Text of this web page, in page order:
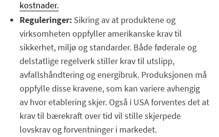
kostnader.
Reguleringer: Sikring av at produktene og
virksomheten oppfyller amerikanske krav til
sikkerhet, miljø og standarder. Både føderale og
delstatlige regelverk stiller krav til utslipp,
avfallshåndtering og energibruk. Produksjonen må
oppfylle disse kravene, som kan variere avhengig
av hvor etablering skjer. Også i USA forventes det at
krav til bærekraft over tid vil stille skjerpede
lovskrav og forventninger i markedet.